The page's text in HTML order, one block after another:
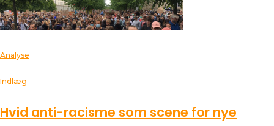
Analyse
Indlæg
Hvid anti-racisme som scene for nye